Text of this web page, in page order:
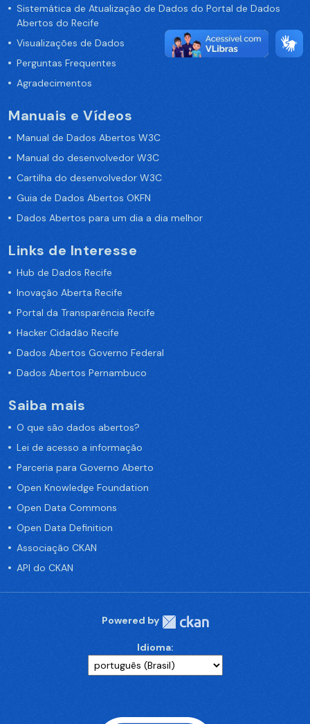
Sistemática de Atualização de Dados do Portal de Dados
Abertos do Recife
Visualizações de Dados
Perguntas Frequentes
Agradecimentos
Manuais e Vídeos
Manual de Dados Abertos W3C
Manual do desenvolvedor W3C
Cartilha do desenvolvedor W3C
Guia de Dados Abertos OKFN
Dados Abertos para um dia a dia melhor
Links de Interesse
Hub de Dados Recife
Inovação Aberta Recife
Portal da Transparência Recife
Hacker Cidadão Recife
Dados Abertos Governo Federal
Dados Abertos Pernambuco
Saiba mais
O que são dados abertos?
Lei de acesso a informação
Parceria para Governo Aberto
Open Knowledge Foundation
Open Data Commons
Open Data Definition
Associação CKAN
API do CKAN
Powered by
Idioma